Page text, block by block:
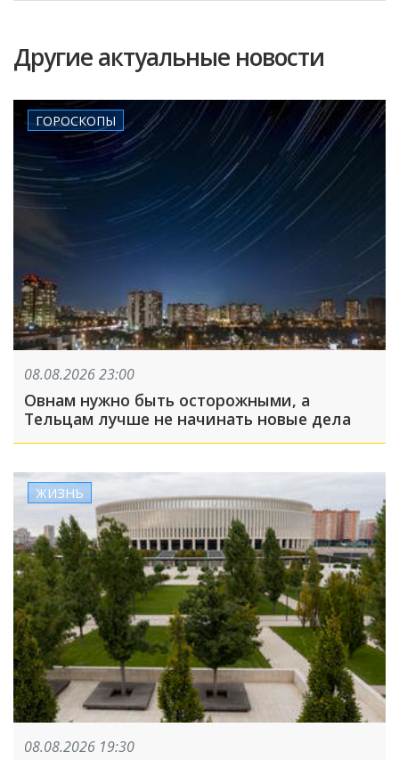
Другие актуальные новости
ГОРОСКОПЫ
08.08.2026 23:00
Овнам нужно быть осторожными, а
Тельцам лучше не начинать новые дела
ЖИЗНЬ
08.08.2026 19:30